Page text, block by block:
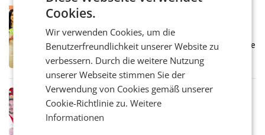
RETAIL
Eine Bühne für Zirkularität: ARA und
Müller informieren am POS über
Kreislauffähigkeit
Über den gesamten August hinweg rücken die
Altstoff Recycling Austria AG (ARA) und der
Handelskonzern Müller die Initiative
„Kreislauf-Helden“ in allen österreichischen
Müller-Filialen
RETAIL
Penny modernisiert zwei Filialen in
Ober- und Niederösterreich
Cookies.
Wir verwenden Cookies, um die
Benutzerfreundlichkeit unserer Website zu
verbessern. Durch die weitere Nutzung
unserer Webseite stimmen Sie der
Verwendung von Cookies gemäß unserer
Cookie-Richtlinie zu.Weitere
Informationen